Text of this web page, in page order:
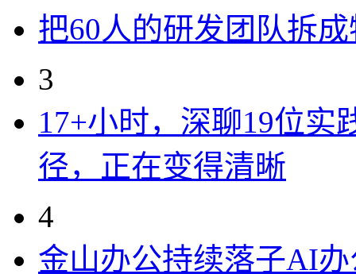
把60人的研发团队拆
3
17+小时，深聊19位实
径，正在变得清晰
4
金山办公持续落子AI办